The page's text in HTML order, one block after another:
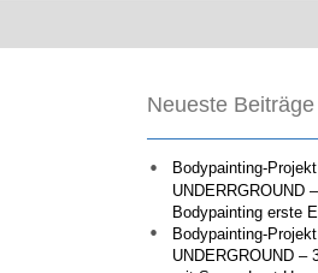
Neueste Beiträge
Bodypainting-
UNDERRGROUND –
Bodypainting erste
Bodypainting-
UNDERGROUND –